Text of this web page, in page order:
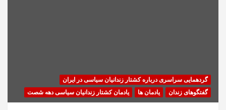
گردهمایی سراسری درباره کشتار زندانیان سیاسی در ایران
گفتگوهای زندان
یادمان ها یادمان کشتار زندانیان سیاسی دهه شصت